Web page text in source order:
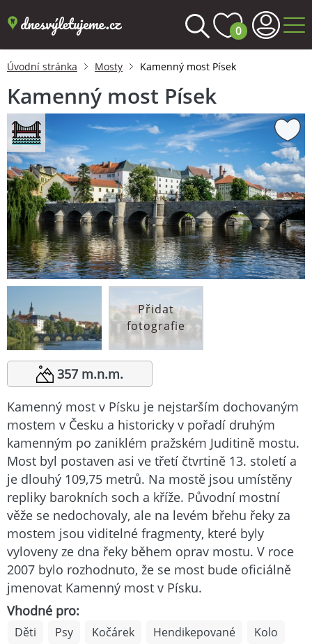
0
Úvodní stránka Mosty Kamenný most Písek
Kamenný most Písek
Přidat
fotografie
357 m.n.m.
Kamenný most v Písku je nejstarším dochovaným
mostem v Česku a historicky v pořadí druhým
kamenným po zaniklém pražském Juditině mostu.
Most byl postaven asi ve třetí čtvrtině 13. století a
je dlouhý 109,75 metrů. Na mostě jsou umístěny
repliky barokních soch a kříže. Původní mostní
věže se nedochovaly, ale na levém břehu řeky za
mostem jsou viditelné fragmenty, které byly
vyloveny ze dna řeky během oprav mostu. V roce
2007 bylo rozhodnuto, že se most bude oficiálně
jmenovat Kamenný most v Písku.
Vhodné pro:
Děti Psy Kočárek Hendikepované Kolo